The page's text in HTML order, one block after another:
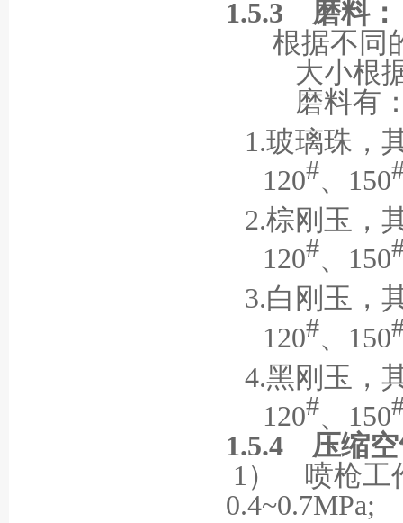
1.5.3 磨料：
根据不同
大小根
磨料有
1.玻璃珠，
120#、 150
2.棕刚玉，
120#、 150
3.白刚玉，
120#、 150
4.黑刚玉，
120#、 150
1.5.4 压缩
1 ）
喷枪工
0.4~0.7MPa;